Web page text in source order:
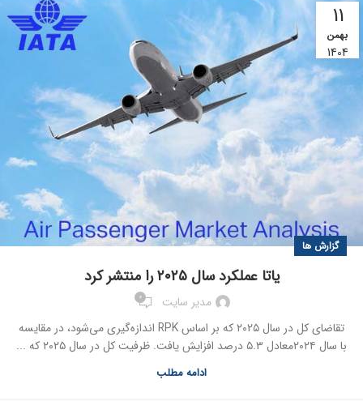
11
بهمن
1404
گزارش ها
یاتا عملکرد سال ۲۰۲۵ را منتشر کرد
مدیر سایت 0
تقاضای کل در سال ۲۰۲۵ که بر اساس RPK اندازه‌گیری می‌شود، در مقایسه
با سال ۲۰۲۴معادل ۵.۳ درصد افزایش یافت. ظرفیت کل در سال ۲۰۲۵ که ...
ادامه مطلب